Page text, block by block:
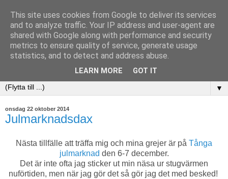
▼
onsdag 22 oktober 2014
Julmarknadsdax
Nästa tillfälle att träffa mig och mina grejer är på Tånga
julmarknad den 6-7 december.
Det är inte ofta jag sticker ut min näsa ur stugvärmen
nuförtiden, men när jag gör det så gör jag det med besked!
This site uses cookies from Google to deliver its services
and to analyze traffic. Your IP address and user-agent are
shared with Google along with performance and security
metrics to ensure quality of service, generate usage
statistics, and to detect and address abuse.
LEARN MORE GOT IT